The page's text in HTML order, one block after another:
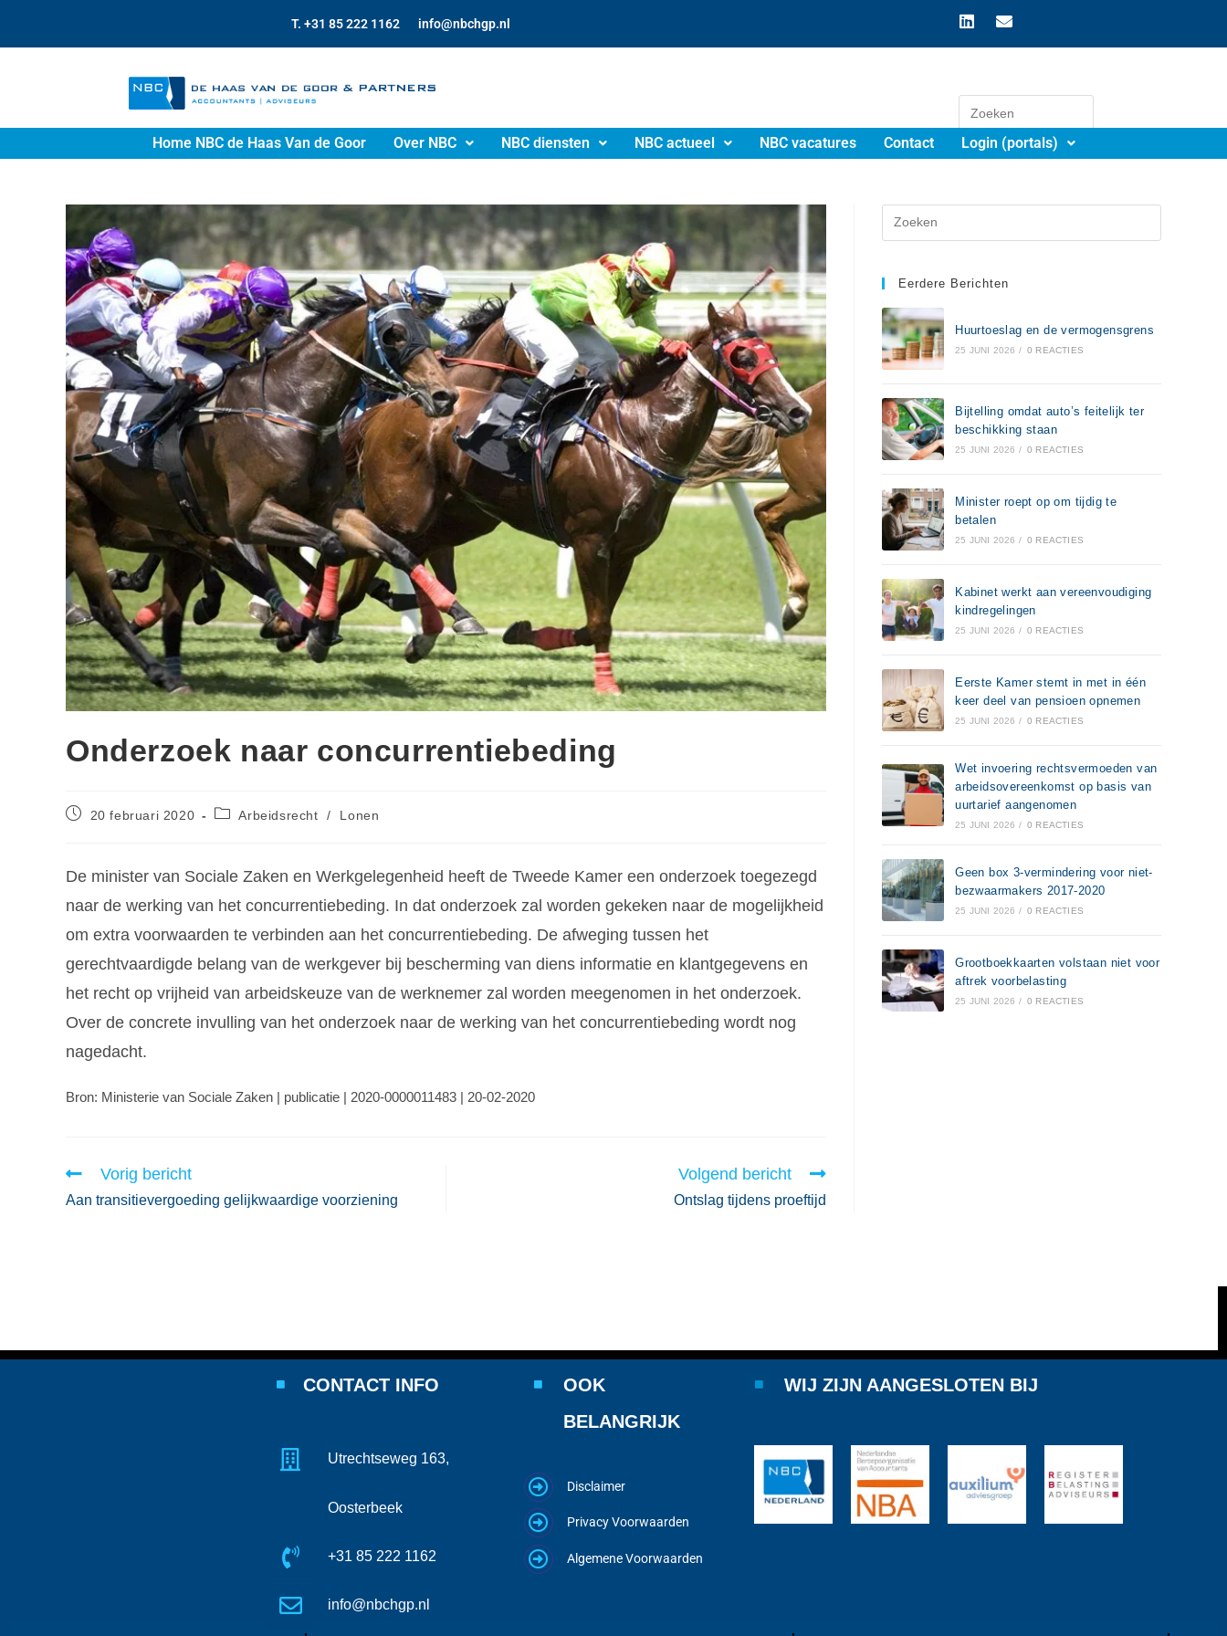
T. +31 85 222 1162 info@nbchgp.nl
Home NBC de Haas Van de Goor Over NBC NBC diensten NBC actueel NBC vacatures Contact Login (portals)
Onderzoek naar concurrentiebeding
20 februari 2020 Arbeidsrecht / Lonen
De minister van Sociale Zaken en Werkgelegenheid heeft de Tweede Kamer een onderzoek toegezegd
naar de werking van het concurrentiebeding. In dat onderzoek zal worden gekeken naar de mogelijkheid
om extra voorwaarden te verbinden aan het concurrentiebeding. De afweging tussen het
gerechtvaardigde belang van de werkgever bij bescherming van diens informatie en klantgegevens en
het recht op vrijheid van arbeidskeuze van de werknemer zal worden meegenomen in het onderzoek.
Over de concrete invulling van het onderzoek naar de werking van het concurrentiebeding wordt nog
nagedacht.
Bron: Ministerie van Sociale Zaken | publicatie | 2020-0000011483 | 20-02-2020
Vorig bericht
Aan transitievergoeding gelijkwaardige voorziening
Volgend bericht
Ontslag tijdens proeftijd
Eerdere Berichten
Huurtoeslag en de vermogensgrens
25 JUNI 2026 / 0 REACTIES
Bijtelling omdat auto’s feitelijk ter
beschikking staan
25 JUNI 2026 / 0 REACTIES
Minister roept op om tijdig te
betalen
25 JUNI 2026 / 0 REACTIES
Kabinet werkt aan vereenvoudiging
kindregelingen
25 JUNI 2026 / 0 REACTIES
Eerste Kamer stemt in met in één
keer deel van pensioen opnemen
25 JUNI 2026 / 0 REACTIES
Wet invoering rechtsvermoeden van
arbeidsovereenkomst op basis van
uurtarief aangenomen
25 JUNI 2026 / 0 REACTIES
Geen box 3-vermindering voor niet-
bezwaarmakers 2017-2020
25 JUNI 2026 / 0 REACTIES
Grootboekkaarten volstaan niet voor
aftrek voorbelasting
25 JUNI 2026 / 0 REACTIES
CONTACT INFO
Utrechtseweg 163,
Oosterbeek
+31 85 222 1162
info@nbchgp.nl
OOK
BELANGRIJK
Disclaimer
Privacy Voorwaarden
Algemene Voorwaarden
WIJ ZIJN AANGESLOTEN BIJ